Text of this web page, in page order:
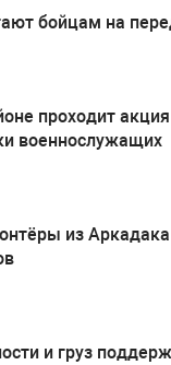
бойцам на
проходит акция
военнослужащих
из
и груз